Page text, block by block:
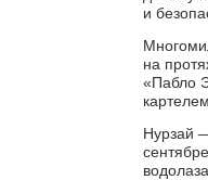
и
на
«Пабло
Нурзай